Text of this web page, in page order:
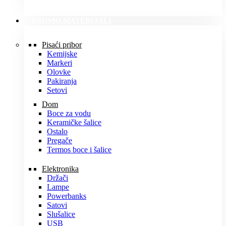
Pisaći pribor
Kemijske
Markeri
Olovke
Pakiranja
Setovi
Dom
Boce za vodu
Keramičke šalice
Ostalo
Pregače
Termos boce i šalice
Elektronika
Držači
Lampe
Powerbanks
Satovi
Slušalice
USB